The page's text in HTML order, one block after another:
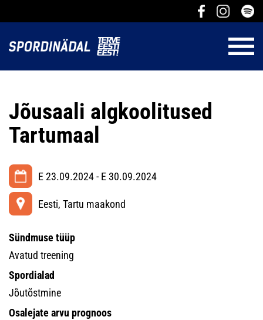
Jõusaali algkoolitused
Tartumaal
E 23.09.2024 - E 30.09.2024
Eesti, Tartu maakond
Sündmuse tüüp
Avatud treening
Spordialad
Jõutõstmine
Osalejate arvu prognoos